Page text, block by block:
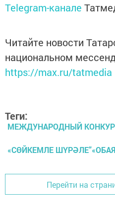
Telegram-канале
Читайте новости
национальном
https://max.ru/tatmedia
Теги:
МЕЖДУНАРОДНЫЙ
«СӨЙКЕМЛЕ
Перейти на